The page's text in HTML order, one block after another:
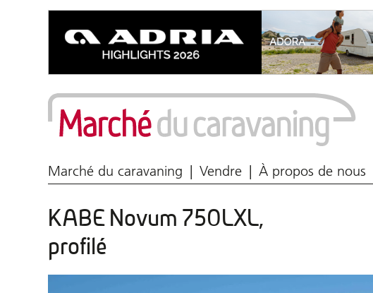
Marché du caravaning Vendre À propos de nous
KABE Novum 750LXL,
profilé